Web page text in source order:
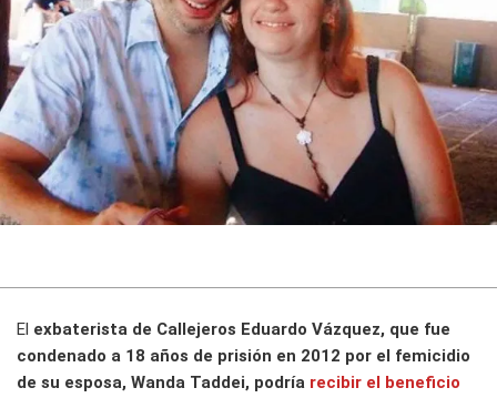
El exbaterista de Callejeros Eduardo Vázquez, que fue
condenado a 18 años de prisión en 2012 por el femicidio
de su esposa, Wanda Taddei, podría recibir el beneficio